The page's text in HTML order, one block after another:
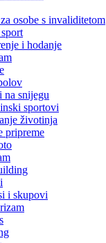
osobe s invaliditetom
i hodanje
na snijegu
sportovi
životinja
pripreme
i skupovi